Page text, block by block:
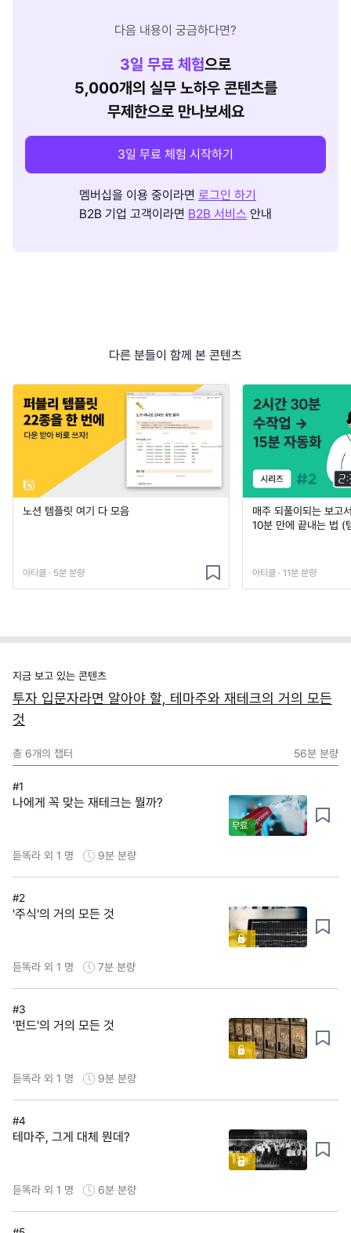
다음 내용이 궁금하다면?
3일 무료 체험으로
5,000개의 실무 노하우 콘텐츠를
무제한으로 만나보세요
3일 무료 체험 시작하기
멤버십을 이용 중이라면 로그인 하기
B2B 기업 고객이라면 B2B 서비스 안내
다른 분들이 함께 본 콘텐츠
노션 템플릿 여기 다 모음
아티클 · 5분 분량
매주 되풀이되는 보고
10분 만에 끝내는 법 (
아티클 · 11분 분량
지금 보고 있는 콘텐츠
투자 입문자라면 알아야 할, 테마주와 재테크의 거의 모든
것
총 6개의 챕터 56분 분량
#1
나에게 꼭 맞는 재테크는 뭘까?
무료
듣똑라 외 1 명 9분 분량
#2
'주식'의 거의 모든 것
듣똑라 외 1 명 7분 분량
#3
'펀드'의 거의 모든 것
듣똑라 외 1 명 9분 분량
#4
테마주, 그게 대체 뭔데?
듣똑라 외 1 명 6분 분량